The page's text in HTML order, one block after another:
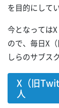
を目的にして
今となっては
ので、毎日X
しらのサブス
X（旧
人